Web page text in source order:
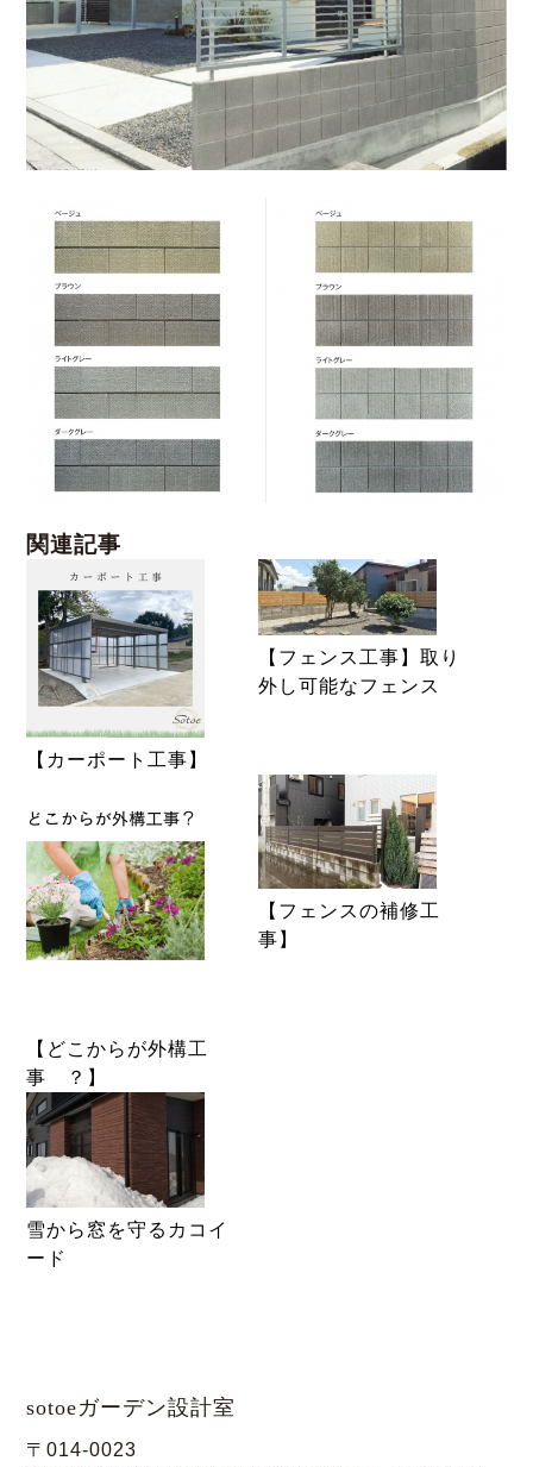
関連記事
【カーポート工事】
【フェンス工事】取り
外し可能なフェンス
【どこからが外構工
事 ？】
【フェンスの補修工
事】
雪から窓を守るカコイ
ード
sotoeガーデン設計室
〒014-0023